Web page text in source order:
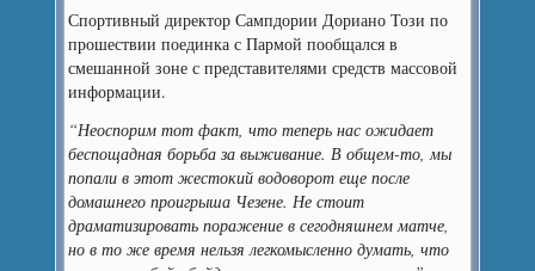
Спортивный директор Сампдории Дориано Този по
прошествии поединка с Пармой пообщался в
смешанной зоне с представителями средств массовой
информации.
“Неоспорим тот факт, что теперь нас ожидает
беспощадная борьба за выживание. В общем-то, мы
попали в этот жестокий водоворот еще после
домашнего проигрыша Чезене. Не стоит
драматизировать поражение в сегодняшнем матче,
но в то же время нельзя легкомысленно думать, что